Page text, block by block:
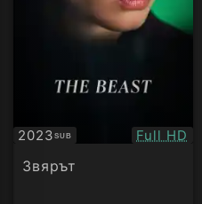
2023SUB
Субтитри Качество:
Full HD
Звярът